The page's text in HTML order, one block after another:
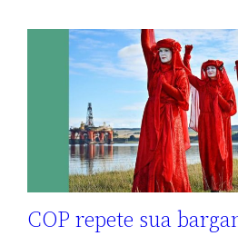
COP repete sua